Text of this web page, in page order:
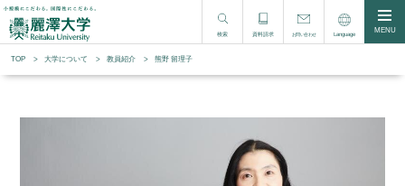
検索 資料請求 お問い合わせ Language MENU
TOP 大学について 教員紹介 熊野 留理子